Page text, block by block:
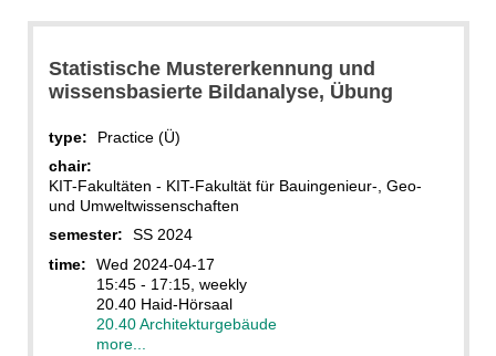
Statistische Mustererkennung und
wissensbasierte Bildanalyse, Übung
type:
Practice (Ü)
chair:
KIT-Fakultäten - KIT-Fakultät für Bauingenieur-, Geo-
und Umweltwissenschaften
semester:
SS 2024
time:
Wed 2024-04-17
15:45 - 17:15, weekly
20.40 Haid-Hörsaal
20.40 Architekturgebäude
more...